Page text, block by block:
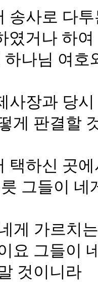
송사로 다
였거나 하
하나님 여
사장과 당
게 판결할
택하신 곳
그들이
게 가르치
요 그들이
것이니라